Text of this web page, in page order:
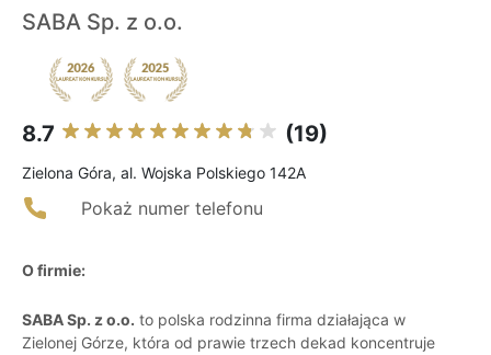
SABA Sp. z o.o.
8.7 (19)
Zielona Góra, al. Wojska Polskiego 142A
Pokaż numer telefonu
O firmie:
SABA Sp. z o.o. to polska rodzinna firma działająca w
Zielonej Górze, która od prawie trzech dekad koncentruje